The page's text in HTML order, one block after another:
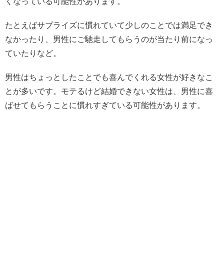
たとえばサプライズに慣れていて少しのことでは満足でき
なかったり、男性にご馳走してもらうのが当たり前になっ
ていたりなど。
男性はちょっとしたことでも喜んでくれる女性が好きなこ
とが多いです。モテるけど結婚できない女性は、男性に喜
ばせてもらうことに慣れすぎている可能性があります。